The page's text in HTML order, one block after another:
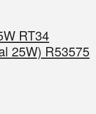
RT34
25W) R53575